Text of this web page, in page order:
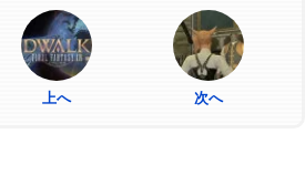
上へ 次へ